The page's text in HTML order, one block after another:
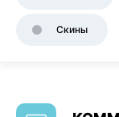
Скины